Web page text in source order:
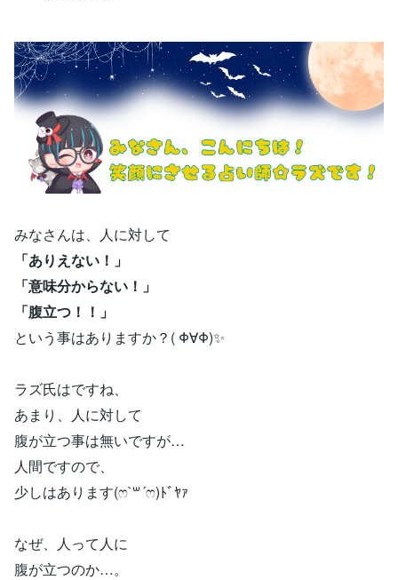
みなさんは、人に対して
「ありえない！」
「意味分からない！」
「腹立つ！！」
という事はありますか？( Φ∀Φ)✨
ラズ氏はですね、
あまり、人に対して
腹が立つ事は無いですが…
人間ですので、
少しはあります(ෆ`꒳´ෆ)ﾄﾞﾔｧ
なぜ、人って人に
腹が立つのか…。